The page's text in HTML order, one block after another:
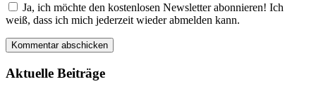
Ja, ich möchte den kostenlosen Newsletter abonnieren! Ich
weiß, dass ich mich jederzeit wieder abmelden kann.
Aktuelle Beiträge